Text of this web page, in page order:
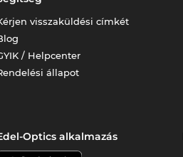
visszaküldési címkét
/ Helpcenter
állapot
Optics alkalmazás